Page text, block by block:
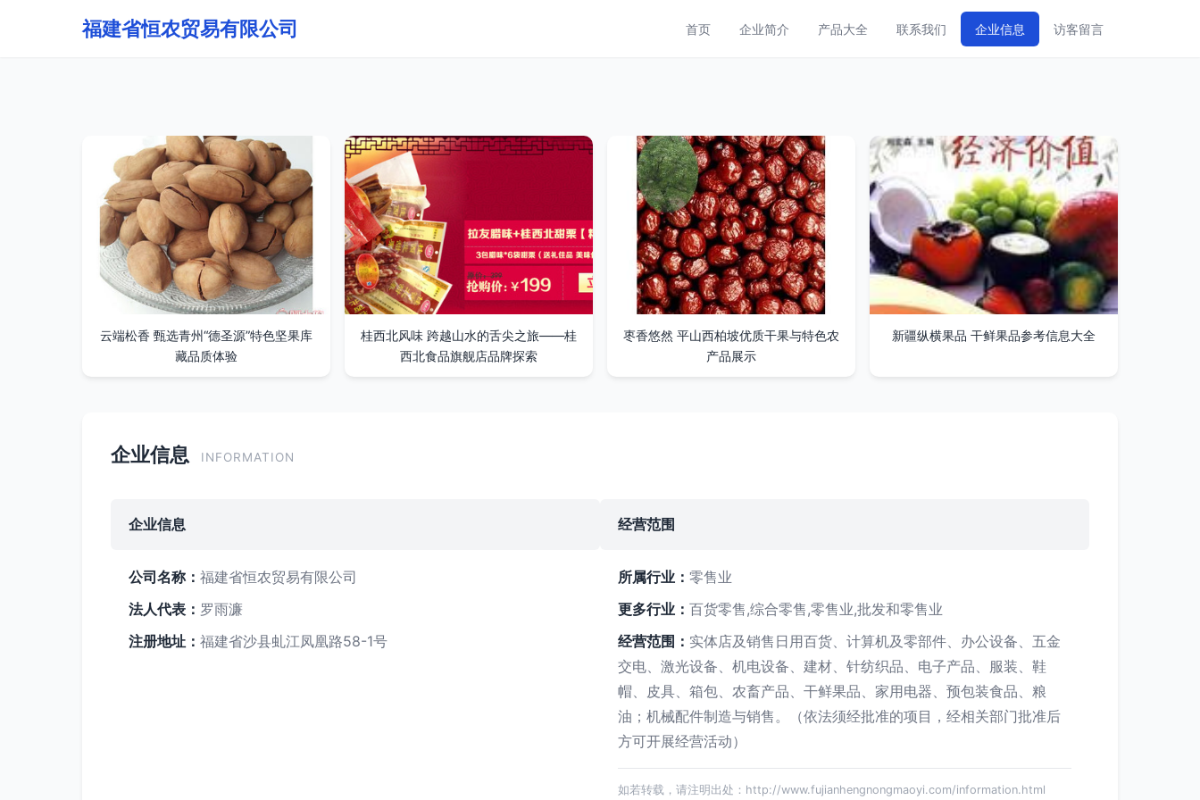
福建省恒农贸易有限公司 首页 企业简介 产品大全 联系我们 企业信息 访客留言
云端松香 甄选青州“德圣源”特色坚果库
藏品质体验
桂西北风味 跨越山水的舌尖之旅——桂
西北食品旗舰店品牌探索
枣香悠然 平山西柏坡优质干果与特色农
产品展示
新疆纵横果品 干鲜果品参考信息大全
企业信息 INFORMATION
企业信息 经营范围
公司名称： 福建省恒农贸易有限公司
法人代表： 罗雨濂
注册地址： 福建省沙县虬江凤凰路58-1号
所属行业： 零售业
更多行业： 百货零售,综合零售,零售业,批发和零售业
经营范围： 实体店及销售日用百货、计算机及零部件、办公设备、五金
交电、激光设备、机电设备、建材、针纺织品、电子产品、服装、鞋
帽、皮具、箱包、农畜产品、干鲜果品、家用电器、预包装食品、粮
油；机械配件制造与销售。（依法须经批准的项目，经相关部门批准后
方可开展经营活动）
如若转载，请注明出处：http://www.fujianhengnongmaoyi.com/information.html